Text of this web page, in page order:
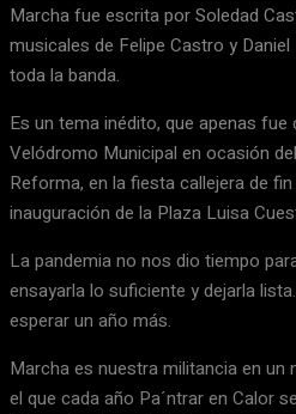
Marcha fue escrita por Soledad
musicales de Felipe Castro y
toda la banda.
Es un tema inédito, que apenas
Velódromo Municipal en ocasión
Reforma, en la fiesta callejera de
inauguración de la Plaza Luisa
La pandemia no nos dio tiempo
ensayarla lo suficiente y dejarla
esperar un año más.
Marcha es nuestra militancia en un
el que cada año Pa´ntrar en Calor